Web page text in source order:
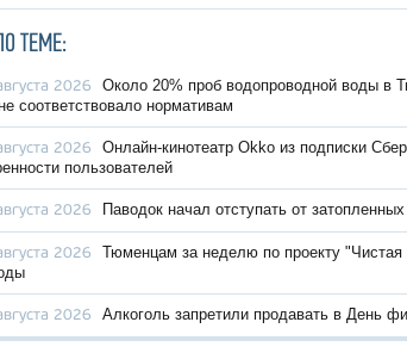
ТЕМЕ:
2026
Около 20% проб водопроводной воды в
соответствовало нормативам
2026
Онлайн-кинотеатр Okko из подписки
пользователей
2026 Паводок начал отступать от
2026
Тюменцам за неделю по проекту
2026 Алкоголь запретили продавать в День